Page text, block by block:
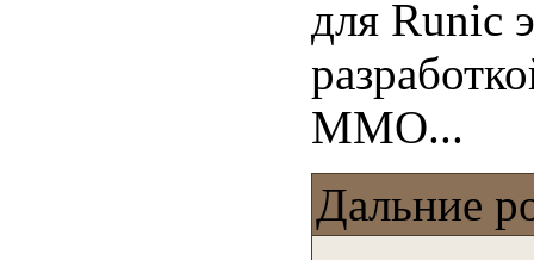
для Runic
MMO...
Дальние